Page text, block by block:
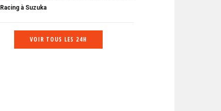
Racing à Suzuka
VOIR TOUS LES 24H